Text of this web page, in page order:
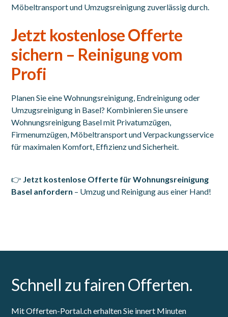
Möbeltransport und Umzugsreinigung zuverlässig durch.
Jetzt kostenlose Offerte
sichern – Reinigung vom
Profi
Planen Sie eine Wohnungsreinigung, Endreinigung oder
Umzugsreinigung in Basel? Kombinieren Sie unsere
Wohnungsreinigung Basel mit Privatumzügen,
Firmenumzügen, Möbeltransport und Verpackungsservice
für maximalen Komfort, Effizienz und Sicherheit.
👉 Jetzt kostenlose Offerte für Wohnungsreinigung
Basel anfordern – Umzug und Reinigung aus einer Hand!
Schnell zu fairen Offerten.
Mit Offerten-Portal.ch erhalten Sie innert Minuten